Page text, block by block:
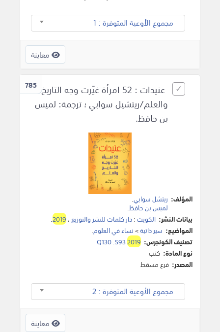
مجموع الأوعية المتوفرة : 1
معاينة
785 عنيدات : 52 امرأة غيّرت وجه التاريخ
والعلم/ريتشيل سوابي ؛ ترجمة: لميس
بن حافظ.
المؤلف: ريتشل سوابي.
لميس بن حافظ.
بيانات النشر: الكويت:دار كلمات للنشر والتوزيع،2019
.
المواضيع: سير ذاتية>نساء في العلوم.
تصنيف الكونجرس:
Q130 .S932019
نوع المادة: كتب
المصدر: فرع مسقط
مجموع الأوعية المتوفرة : 2
معاينة